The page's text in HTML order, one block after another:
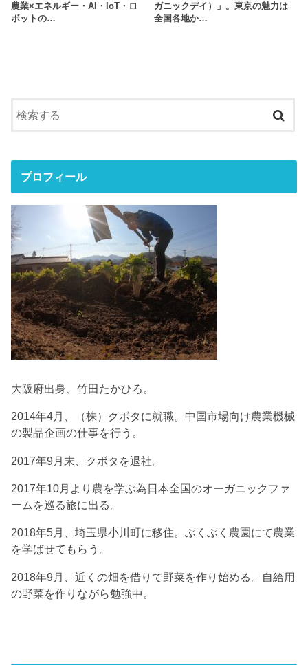
農業×エネルギー・AI・IoT・ロ
ボットの…
ガニックデイ）」。東京の魅力は
全国各地か…
プロフィール
大阪府出身、竹田たかひろ。
2014年4月、（株）クボタに就職。中国市場向け農業機械
の製品企画の仕事を行う。
2017年9月末、クボタを退社。
2017年10月より農を学ぶ為日本全国のオーガニックファ
ームを巡る旅に出る。
2018年5月、埼玉県小川町に移住。ぶくぶく農園にて農業
を学ばせてもらう。
2018年9月、近くの畑を借りて野菜を作り始める。自給用
の野菜を作りながら勉強中。